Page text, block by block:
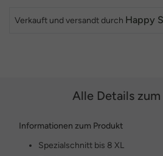
Verkauft und versandt durch Happy
Alle Details
Informationen zum Produkt
Spezialschnitt bis 8 XL